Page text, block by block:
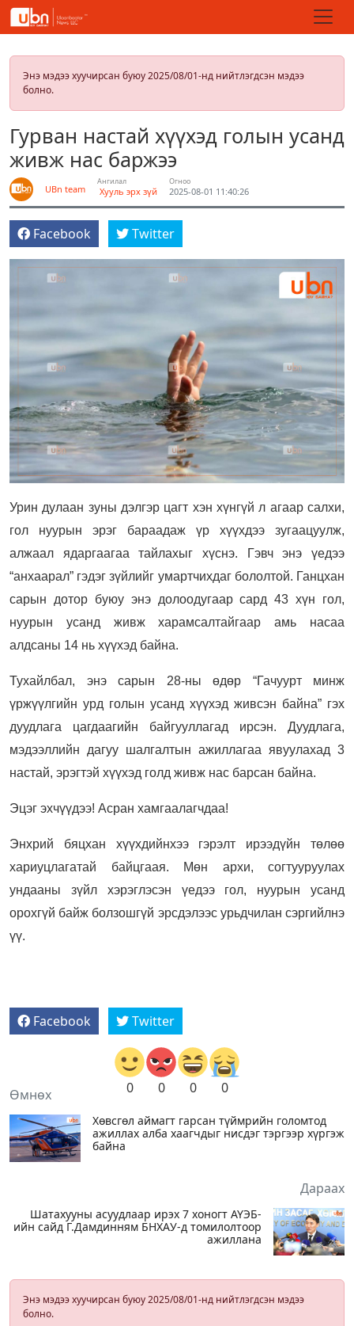
Энэ мэдээ хуучирсан буюу 2025/08/01-нд нийтлэгдсэн мэдээ
болно.
Гурван настай хүүхэд голын усанд
живж нас баржээ
UBn team
Ангилал
Хууль эрх зүй
Огноо
2025-08-01 11:40:26
Facebook Twitter
Урин дулаан зуны дэлгэр цагт хэн хүнгүй л агаар салхи,
гол нуурын эрэг бараадаж үр хүүхдээ зугаацуулж,
алжаал ядаргаагаа тайлахыг хүснэ. Гэвч энэ үедээ
“анхаарал” гэдэг зүйлийг умартчихдаг бололтой. Ганцхан
сарын дотор буюу энэ долоодугаар сард 43 хүн гол,
нуурын усанд живж харамсалтайгаар амь насаа
алдсаны 14 нь хүүхэд байна.
Тухайлбал, энэ сарын 28-ны өдөр “Гачуурт минж
үржүүлгийн урд голын усанд хүүхэд живсэн байна” гэх
дуудлага цагдаагийн байгууллагад ирсэн. Дуудлага,
мэдээллийн дагуу шалгалтын ажиллагаа явуулахад 3
настай, эрэгтэй хүүхэд голд живж нас барсан байна.
Эцэг эхчүүдээ! Асран хамгаалагчдаа!
Энхрий бяцхан хүүхдийнхээ гэрэлт ирээдүйн төлөө
хариуцлагатай байцгаая. Мөн архи, согтууруулах
ундааны зүйл хэрэглэсэн үедээ гол, нуурын усанд
орохгүй байж болзошгүй эрсдэлээс урьдчилан сэргийлнэ
үү.
Facebook Twitter
0 0 0 0
Өмнөх
Хөвсгөл аймагт гарсан түймрийн голомтод
ажиллах алба хаагчдыг нисдэг тэргээр хүргэж
байна
Дараах
Шатахууны асуудлаар ирэх 7 хоногт АҮЭБ-
ийн сайд Г.Дамдинням БНХАУ-д томилолтоор
ажиллана
Энэ мэдээ хуучирсан буюу 2025/08/01-нд нийтлэгдсэн мэдээ
болно.